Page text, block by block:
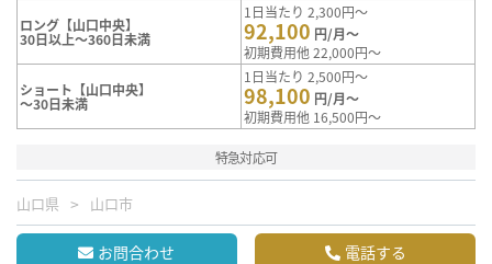
ロング【山口中央】
30日以上～360日未満
1日当たり 2,300円～
92,100 円/月～
初期費用他 22,000円～
ショート【山口中央】
～30日未満
1日当たり 2,500円～
98,100 円/月～
初期費用他 16,500円～
特急対応可
山口県 山口市
お問合わせ 電話する